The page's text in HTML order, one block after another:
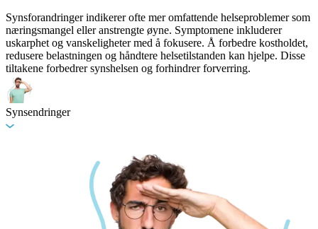
Synsforandringer indikerer ofte mer omfattende helseproblemer som
næringsmangel eller anstrengte øyne. Symptomene inkluderer
uskarphet og vanskeligheter med å fokusere. Å forbedre kostholdet,
redusere belastningen og håndtere helsetilstanden kan hjelpe. Disse
tiltakene forbedrer synshelsen og forhindrer forverring.
Synsendringer